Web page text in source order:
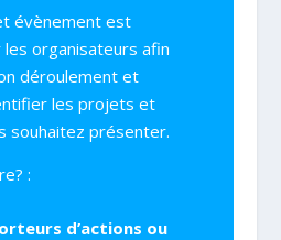
évènement est
organisateurs afin
déroulement et
les projets et
souhaitez présenter.
:
d’actions ou